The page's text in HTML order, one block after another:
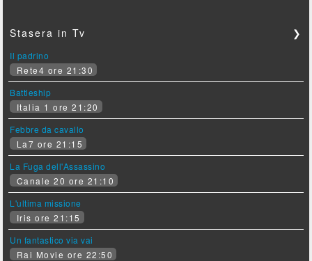
Stasera in Tv ❯
Il padrino
Rete4 ore 21:30
Battleship
Italia 1 ore 21:20
Febbre da cavallo
La7 ore 21:15
La Fuga dell'Assassino
Canale 20 ore 21:10
L'ultima missione
Iris ore 21:15
Un fantastico via vai
Rai Movie ore 22:50